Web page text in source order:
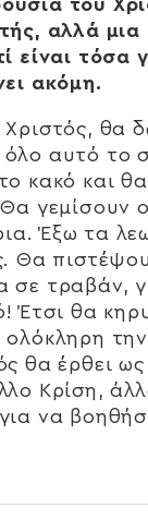
του
αλλά
είναι τόσα
ακόμη.
θα
αυτό το
κακό και
γεμίσουν
Έξω τα
Θα
σε τραβάν,
Έτσι θα
ολόκληρη
θα έρθει ως
Κρίση,
να